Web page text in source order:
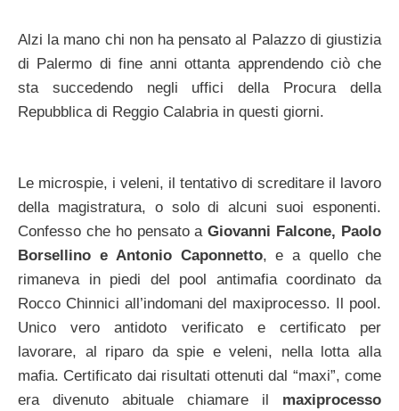
Alzi la mano chi non ha pensato al Palazzo di giustizia
di Palermo di fine anni ottanta apprendendo ciò che
sta succedendo negli uffici della Procura della
Repubblica di Reggio Calabria in questi giorni.
Le microspie, i veleni, il tentativo di screditare il lavoro
della magistratura, o solo di alcuni suoi esponenti.
Confesso che ho pensato aGiovanni Falcone, Paolo
Borsellino e Antonio Caponnetto, e a quello che
rimaneva in piedi del pool antimafia coordinato da
Rocco Chinnici all’indomani del maxiprocesso. Il pool.
Unico vero antidoto verificato e certificato per
lavorare, al riparo da spie e veleni, nella lotta alla
mafia. Certificato dai risultati ottenuti dal “maxi”, come
era divenuto abituale chiamare il maxiprocesso